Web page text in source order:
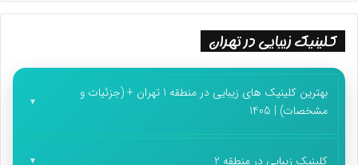
کلینیک زیبایی در تهران
بهترین کلینیک های زیبایی در منطقه 1 تهران + (جزئیات و
مشخصات) | 1405
کلینیک زیبایی در منطقه 2